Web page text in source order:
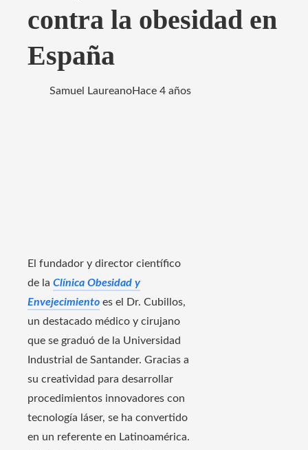
contra la obesidad en
España
Samuel LaureanoHace 4 años
El fundador y director científico
de la Clínica Obesidad y
Envejecimiento es el Dr. Cubillos,
un destacado médico y cirujano
que se graduó de la Universidad
Industrial de Santander. Gracias a
su creatividad para desarrollar
procedimientos innovadores con
tecnología láser, se ha convertido
en un referente en Latinoamérica.